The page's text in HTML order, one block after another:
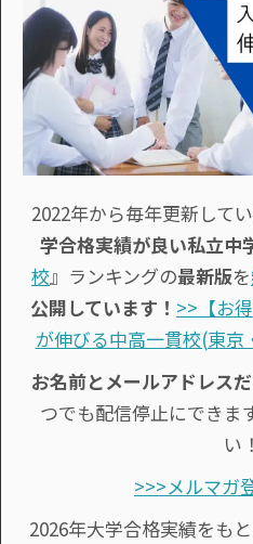
2022年から毎年更新して
学合格実績が良い私立中
校』ランキングの最新版を
公開しています！ >>【お
が伸びる中高一貫校(東
お名前とメールアドレス
つでも配信停止にできま
い！
>>>メルマガ
2026年大学合格実績をも